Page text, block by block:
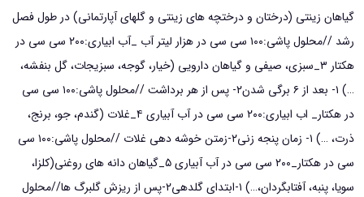
گیاهان زینتی (درختان و درختچه های زینتی و گلهای آپارتمانی) در طول فصل
رشد //محلول پاشی:۱۰۰ سی سی در هزار لیتر آب _آب ابیاری:۲۰۰ سی سی در
هکتار ۳_سبزی، صیفی و گیاهان دارویی (خیار، گوجه، سبزیجات، گل بنفشه،
…) ۱- بعد از ۶ برگی شدن۲- پس از هر برداشت //محلول پاشی:۱۰۰ سی سی
در هکتار_ اب ابیاری:۲۰۰ سی سی در آب آبیاری ۴_غلات (گندم، جو، برنج،
ذرت، …) ۱- زمان پنجه زنی۲-زمتن خوشه دهی غلات //محلول پاشی:۱۰۰ سی
سی در هکتار_۲۰۰ سی سی در آب آبیاری ۵_گیاهان دانه های روغنی(کلزا،
سویا، پنبه، آفتابگردان،…) ۱-ابتدای گلدهی۲-پس از ریزش گلبرگ ها//محلول